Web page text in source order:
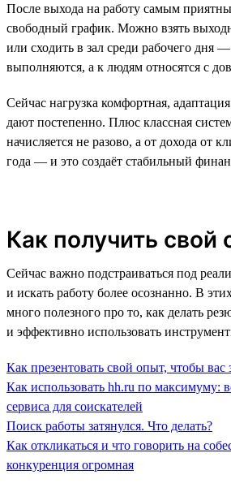
После выхода на работу самым
свободный график. Можно взять
или сходить в зал среди рабочего дня
выполняются, а к людям относятся с
Сейчас нагрузка комфортная,
дают постепенно. Плюс классная
начисляется не разово, а от дохода от
года — и это создаёт стабильный
Как получить свой
Сейчас важно подстраиваться под
и искать работу более осознанно. В
много полезного про то, как делать
и эффективно использовать
Как презентовать свой опыт, чтобы вас
Как использовать hh.ru по максимуму:
сервиса для соискателей
Поиск работы затянулся. Что делать?
Как откликаться и что говорить на
конкуренция огромная